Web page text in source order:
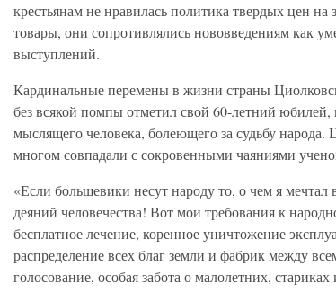
крестьянам не нравилась политика твердых цен
товары, они сопротивлялись нововведениям как
выступлений.
Кардинальные перемены в жизни страны
без всякой помпы отметил свой 60-летний
мыслящего человека, болеющего за судьбу
многом совпадали с сокровенными чаяниями
«Если большевики несут народу то, о чем я
деяний человечества! Вот мои требования к
бесплатное лечение, коренное уничтожение
распределение всех благ земли и фабрик между
голосование, особая забота о малолетних,